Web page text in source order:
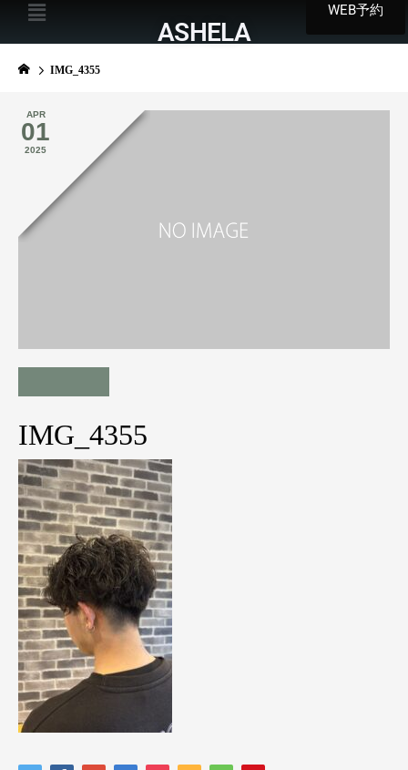
WEB予約
ASHELA
IMG_4355
APR
01
2025
IMG_4355